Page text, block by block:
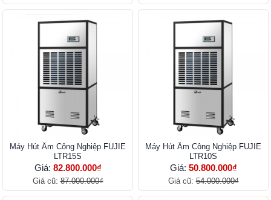
Máy Hút Ẩm Công Nghiệp FUJIE
LTR15S
Giá: 82.800.000₫
Giá cũ:87.000.000₫
Máy Hút Ẩm Công Nghiệp FUJIE
LTR10S
Giá: 50.800.000₫
Giá cũ:54.000.000₫